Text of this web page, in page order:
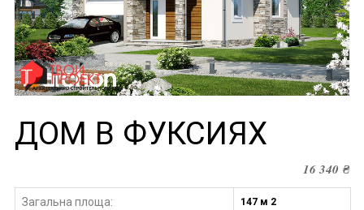
ДОМ В ФУКСИЯХ
16 340₴
Загальна площа: 147 м 2